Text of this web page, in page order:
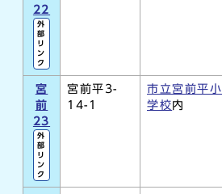
22
外
部
リ
ン
ク
宮
前
23
外
部
リ
ン
ク
宮前平3-
14-1
市立宮前平小
学校内